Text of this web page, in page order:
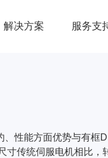
解决方案 服务支
性能方面优势与有框
传统伺服电机相比，